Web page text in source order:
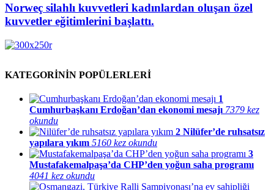
Norweç silahlı kuvvetleri kadınlardan oluşan özel
kuvvetler eğitimlerini başlattı.
KATEGORİNİN POPÜLERLERİ
1
Cumhurbaşkanı Erdoğan’dan ekonomi mesajı 7379 kez
okundu
2 Nilüfer’de ruhsatsız
yapılara yıkım 5160 kez okundu
3
Mustafakemalpaşa’da CHP’den yoğun saha programı
4041 kez okundu